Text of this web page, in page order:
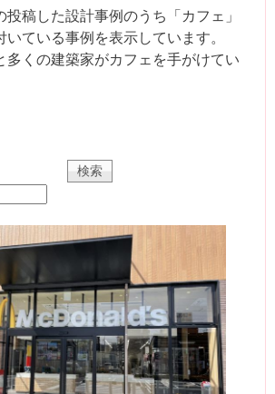
投稿した設計事例のうち「カフェ」
いている事例を表示しています。
多くの建築家がカフェを手がけてい